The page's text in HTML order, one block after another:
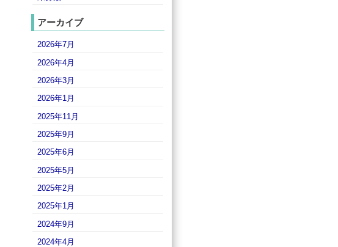
アーカイブ
2026年7月
2026年4月
2026年3月
2026年1月
2025年11月
2025年9月
2025年6月
2025年5月
2025年2月
2025年1月
2024年9月
2024年4月